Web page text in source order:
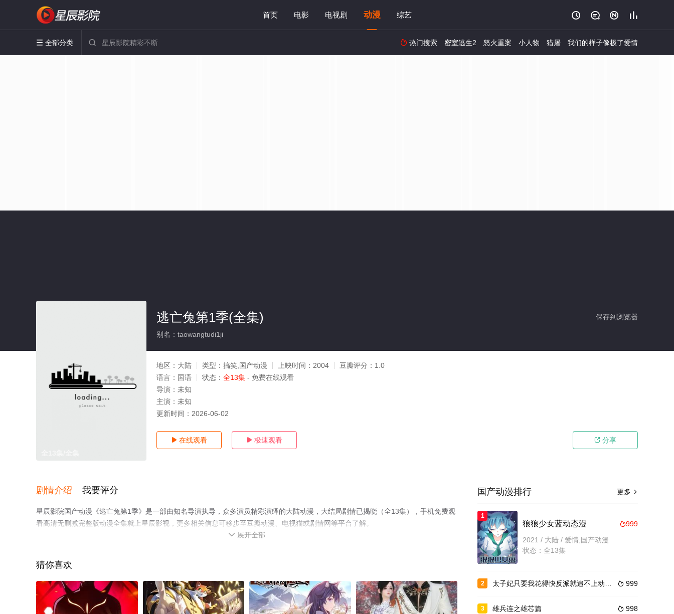
首页 电影 电视剧 动漫 综艺    
 全部分类   热门搜索 密室逃生2 怒火重案 小人物 猎屠 我们的样子像极了爱情
保存到浏览器
逃亡兔第1季(全集)
别名：taowangtudi1ji
地区： 大陆 类型： 搞笑,国产动漫 上映时间： 2004 豆瓣评分： 1.0
语言： 国语 状态： 全13集 - 免费在线观看
导演： 未知
主演： 未知
更新时间： 2026-06-02
 在线观看  极速观看  分享
剧情介绍 我要评分
星辰影院国产动漫《逃亡兔第1季》是一部由知名导演执导，众多演员精彩演绎的大陆动漫，大结局剧情已揭晓（全13集），手机免费观
看高清无删减完整版动漫全集就上星辰影视，更多相关信息可移步至豆瓣动漫、电视猫或剧情网等平台了解。
 展开全部
猜你喜欢
更多 
国产动漫排行
1
999
狼狼少女蓝动态漫
2021 / 大陆 / 爱情,国产动漫
状态：全13集
2  999
太子妃只要我花得快反派就追不上动态漫
3  998
雄兵连之雄芯篇